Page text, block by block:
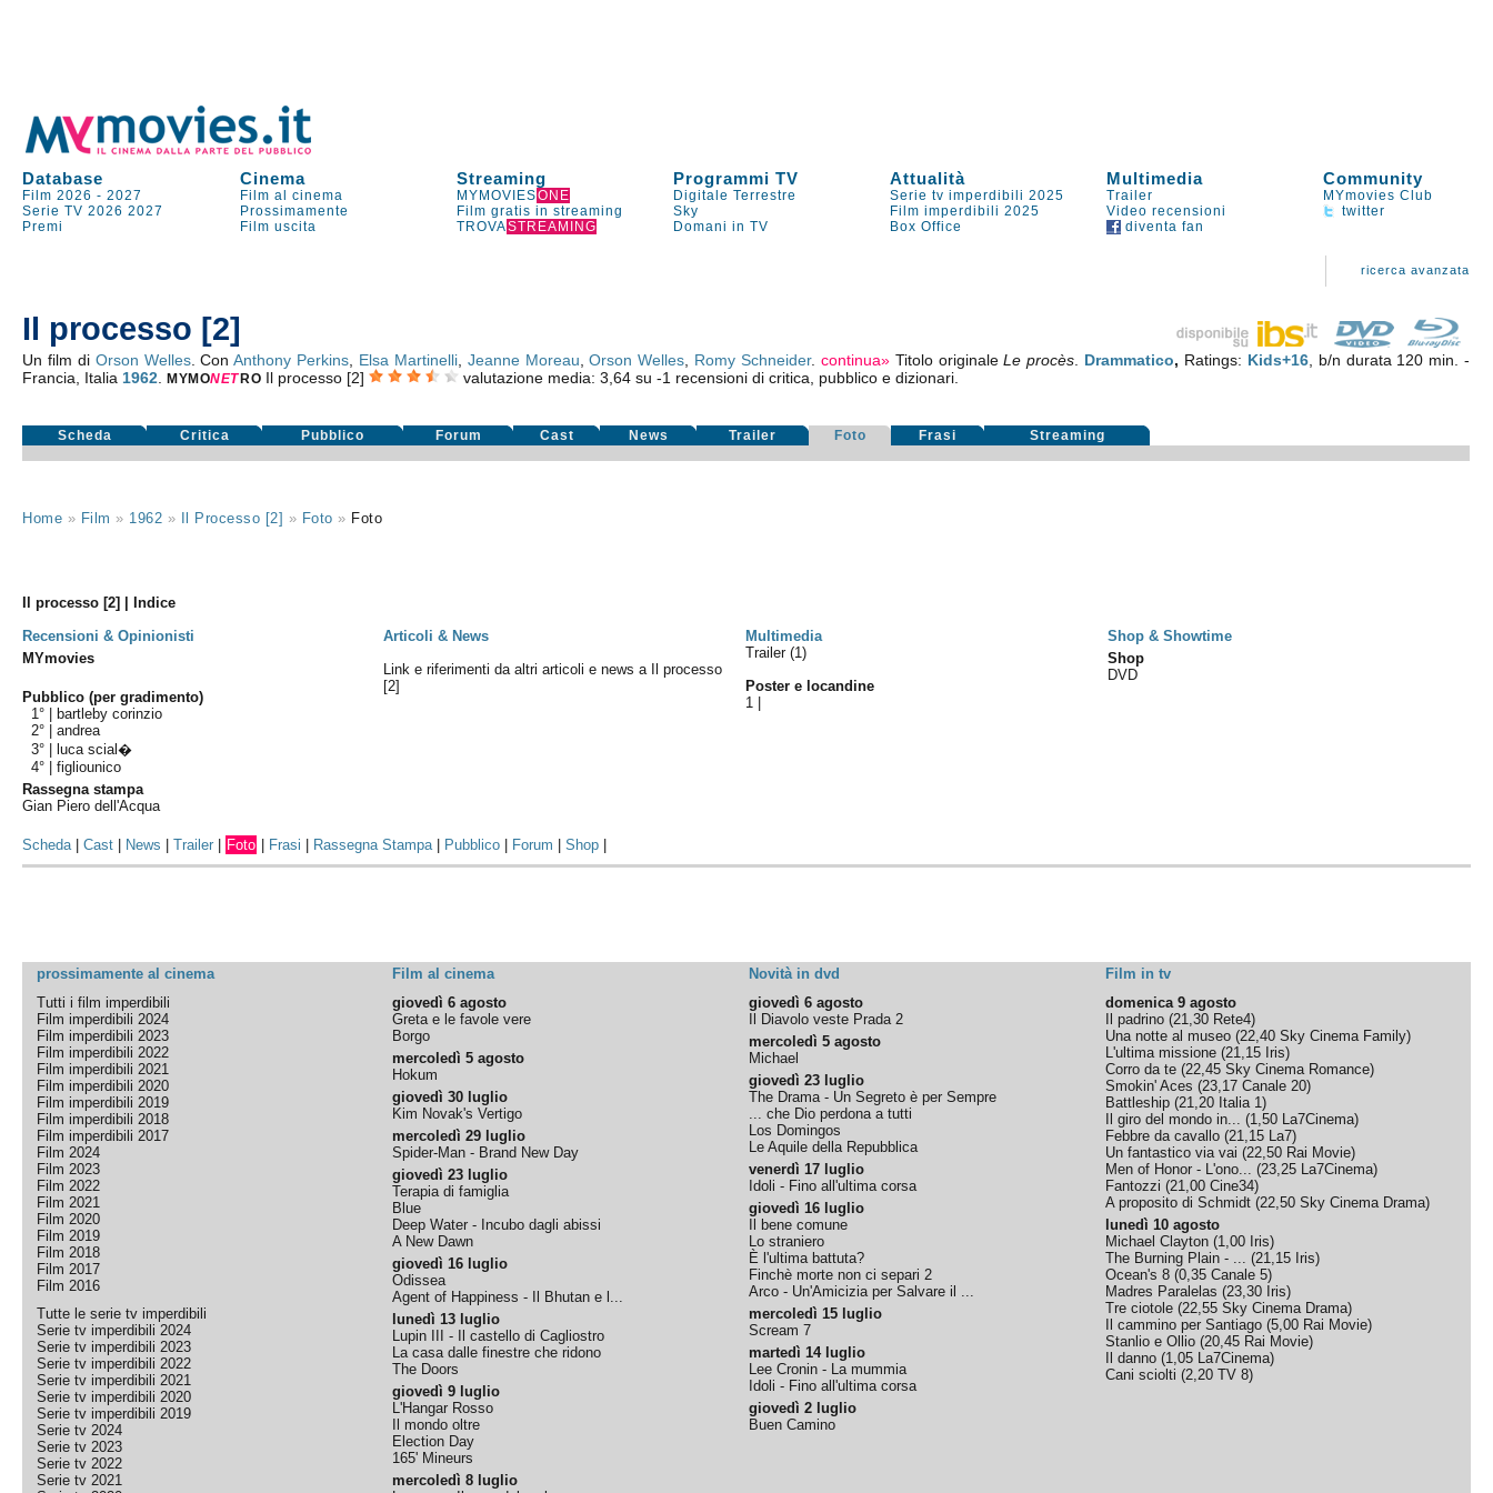
Database Cinema Streaming Programmi TV Attualità Multimedia Community
Film 2026 -2027 Film al cinema MYMOVIESONE Digitale Terrestre Serie tv imperdibili 2025 Trailer
MYmovies Club
Serie TV 2026 2027 Prossimamente Film gratis in streaming Sky Film imperdibili 2025 Video recensioni
twitter
Premi
Film uscita TROVASTREAMING Domani in TV Box Office diventa fan
ricerca avanzata
Il processo [2]
Un film di Orson Welles. ConAnthony Perkins Elsa Martinelli, Jeanne Moreau ,Orson Welles Romy Schneider. continua» Titolo originaleLe procès Drammatico, Ratings: Kids+16, b/n durata 120 min. -
Francia, Italia 1962 .MYMONET RO Il processo [2] valutazione media: 3,64 su -1 recensioni di critica, pubblico e dizionari.
Scheda Critica Pubblico Forum Cast News Trailer Foto Frasi Streaming
Home » Film » 1962 » Il Processo [2] » Foto » Foto
Il processo [2] | Indice
Recensioni & Opinionisti
Articoli & News Multimedia
Shop & Showtime
MYmovies
Pubblico (per gradimento)
1° |
bartleby corinzio
2° |andrea
3° |
luca scial�
4° |figliounico
Rassegna stampa
Gian Piero dell'Acqua
Link e riferimenti da altri articoli e news a Il processo
[2]
Trailer (1)
Poster e locandine
1
Shop
DVD
Scheda|Cast News |Trailer Foto Frasi Rassegna Stampa| Pubblico Forum |Shop
prossimamente al cinema Film al cinema Novità in dvd
Film in tv
Tutti i film imperdibili
Film imperdibili 2024
Film imperdibili 2023
Film imperdibili 2022
Film imperdibili 2021
Film imperdibili 2020
Film imperdibili 2019
Film imperdibili 2018
Film imperdibili 2017
Film 2024
Film 2023
Film 2022
Film 2021
Film 2020
Film 2019
Film 2018
Film 2017
Film 2016
Tutte le serie tv imperdibili
Serie tv imperdibili 2024
Serie tv imperdibili 2023
Serie tv imperdibili 2022
Serie tv imperdibili 2021
Serie tv imperdibili 2020
Serie tv imperdibili 2019
Serie tv 2024
Serie tv 2023
Serie tv 2022
Serie tv 2021
giovedì 6 agosto
Greta e le favole vere
Borgo
mercoledì 5 agosto
Hokum
giovedì 30 luglio
Kim Novak's Vertigo
mercoledì 29 luglio
Spider-Man - Brand New Day
giovedì 23 luglio
Terapia di famiglia
Blue
Deep Water - Incubo dagli abissi
A New Dawn
giovedì 16 luglio
Odissea
Agent of Happiness - Il Bhutan e l...
lunedì 13 luglio
Lupin III - Il castello di Cagliostro
La casa dalle finestre che ridono
The Doors
giovedì 9 luglio
L'Hangar Rosso
Il mondo oltre
Election Day
165' Mineurs
mercoledì 8 luglio
giovedì 6 agosto
Il Diavolo veste Prada 2
mercoledì 5 agosto
Michael
giovedì 23 luglio
The Drama - Un Segreto è per Sempre
... che Dio perdona a tutti
Los Domingos
Le Aquile della Repubblica
venerdì 17 luglio
Idoli - Fino all'ultima corsa
giovedì 16 luglio
Il bene comune
Lo straniero
È l'ultima battuta?
Finchè morte non ci separi 2
Arco - Un'Amicizia per Salvare il ...
mercoledì 15 luglio
Scream 7
martedì 14 luglio
Lee Cronin - La mummia
Idoli - Fino all'ultima corsa
giovedì 2 luglio
Buen Camino
domenica 9 agosto
Il padrino (21,30 Rete4)
Una notte al museo (22,40 Sky Cinema Family)
L'ultima missione (21,15 Iris)
Corro da te (22,45 Sky Cinema Romance)
Smokin' Aces (23,17 Canale 20)
Battleship (21,20 Italia 1)
Il giro del mondo in... (1,50 La7Cinema)
Febbre da cavallo (21,15 La7)
Un fantastico via vai (22,50 Rai Movie)
Men of Honor - L'ono... (23,25 La7Cinema)
Fantozzi (21,00 Cine34)
A proposito di Schmidt (22,50 Sky Cinema Drama)
lunedì 10 agosto
Michael Clayton (1,00 Iris)
The Burning Plain - ... (21,15 Iris)
Ocean's 8 (0,35 Canale 5)
Madres Paralelas (23,30 Iris)
Tre ciotole (22,55 Sky Cinema Drama)
Il cammino per Santiago (5,00 Rai Movie)
Stanlio e Ollio (20,45 Rai Movie)
Il danno (1,05 La7Cinema)
Cani sciolti (2,20 TV 8)